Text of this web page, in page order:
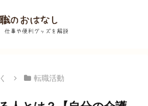
転職活動